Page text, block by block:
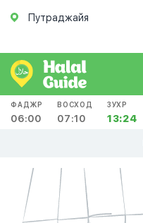
Путраджайя
ФАДЖР
06:00
ВОСХОД
07:10
ЗУХР
13:24